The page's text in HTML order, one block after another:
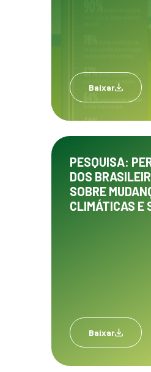
Baixar
PESQUISA:
DOS
SOBRE
CLIMÁTICAS E
Baixar